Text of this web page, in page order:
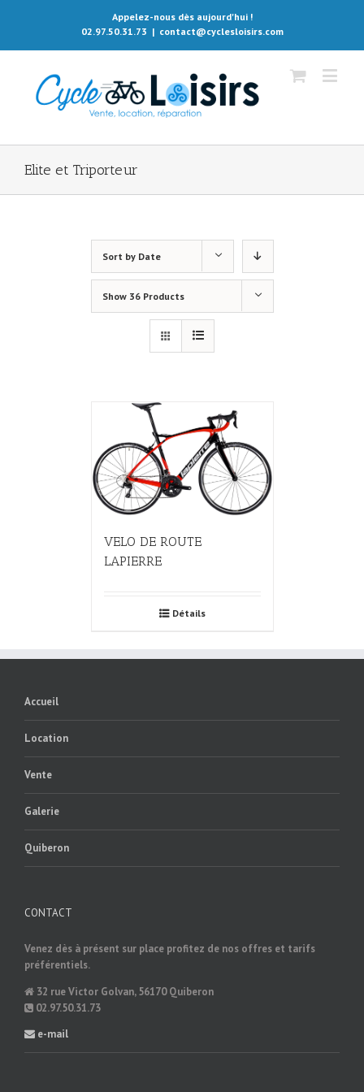
Appelez-nous dès aujourd'hui !
02.97.50.31.73 | contact@cyclesloisirs.com
Elite et Triporteur
Sort by Date
Show 36 Products
VELO DE ROUTE
LAPIERRE
Détails
Accueil
Location
Vente
Galerie
Quiberon
CONTACT
Venez dès à présent sur place profitez de nos offres et tarifs
préférentiels.
32 rue Victor Golvan, 56170 Quiberon
02.97.50.31.73
e-mail